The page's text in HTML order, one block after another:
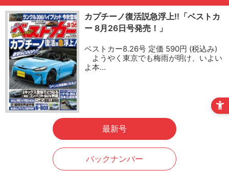
カプチーノ復活説急浮上!!「ベストカ
ー 8月26日号発売！」
ベストカー8.26号 定価 590円 (税込み)
ようやく東京でも梅雨が明け、いよい
よ本…
最新号
バックナンバー